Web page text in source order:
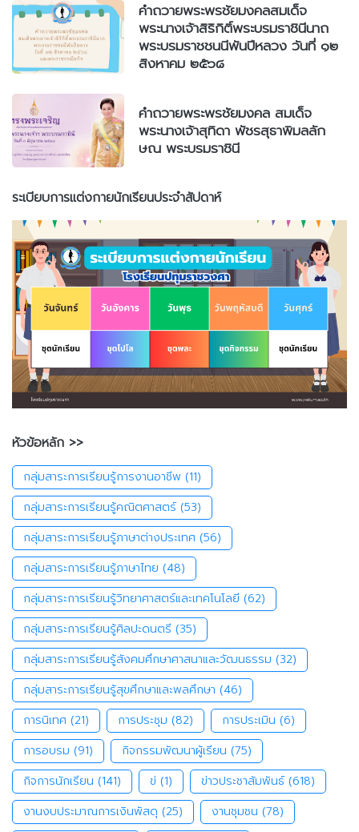
คำถวายพระพรชัยมงคลสมเด็จ
พระนางเจ้าสิริกิติ์พระบรมราชินีนาถ
พระบรมราชชนนีพันปีหลวง วันที่ ๑๒
สิงหาคม ๒๕๖๘
คำถวายพระพรชัยมงคล สมเด็จ
พระนางเจ้าสุทิดา พัชรสุธาพิมลลัก
ษณ พระบรมราชินี
ระเบียบการแต่งกายนักเรียนประจำสัปดาห์
หัวข้อหลัก >>
กลุ่มสาระการเรียนรู้การงานอาชีพ (11)
กลุ่มสาระการเรียนรู้คณิตศาสตร์ (53)
กลุ่มสาระการเรียนรู้ภาษาต่างประเทศ (56)
กลุ่มสาระการเรียนรู้ภาษาไทย (48)
กลุ่มสาระการเรียนรู้วิทยาศาสตร์และเทคโนโลยี (62)
กลุ่มสาระการเรียนรู้ศิลปะดนตรี (35)
กลุ่มสาระการเรียนรู้สังคมศึกษาศาสนาและวัฒนธรรม (32)
กลุ่มสาระการเรียนรู้สุขศึกษาและพลศึกษา (46)
การนิเทศ (21) การประชุม (82) การประเมิน (6)
การอบรม (91) กิจกรรมพัฒนาผู้เรียน (75)
กิจการนักเรียน (141) ข่ (1) ข่าวประชาสัมพันธ์ (618)
งานงบประมาณการเงินพัสดุ (25) งานชุมชน (78)